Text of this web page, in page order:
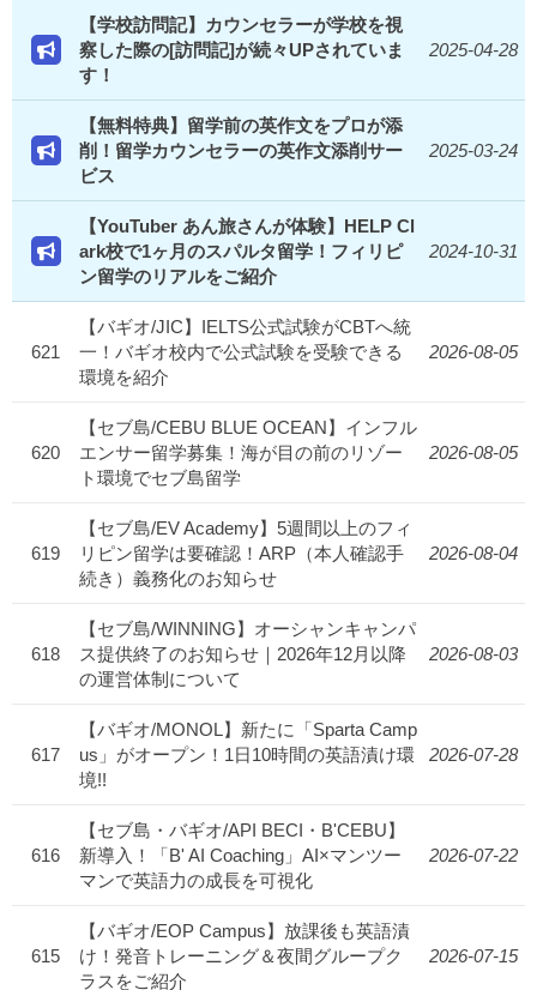
【学校訪問記】カウンセラーが学校を視
察した際の[訪問記]が続々UPされていま
す！
2025-04-28
【無料特典】留学前の英作文をプロが添
削！留学カウンセラーの英作文添削サー
ビス
2025-03-24
【YouTuber あん旅さんが体験】HELP Cl
ark校で1ヶ月のスパルタ留学！フィリピ
ン留学のリアルをご紹介
2024-10-31
621
【バギオ/JIC】IELTS公式試験がCBTへ統
一！バギオ校内で公式試験を受験できる
環境を紹介
2026-08-05
620
【セブ島/CEBU BLUE OCEAN】インフル
エンサー留学募集！海が目の前のリゾー
ト環境でセブ島留学
2026-08-05
619
【セブ島/EV Academy】5週間以上のフィ
リピン留学は要確認！ARP（本人確認手
続き）義務化のお知らせ
2026-08-04
618
【セブ島/WINNING】オーシャンキャンパ
ス提供終了のお知らせ｜2026年12月以降
の運営体制について
2026-08-03
617
【バギオ/MONOL】新たに「Sparta Camp
us」がオープン！1日10時間の英語漬け環
境!!
2026-07-28
616
【セブ島・バギオ/API BECI・B'CEBU】
新導入！「B' AI Coaching」AI×マンツー
マンで英語力の成長を可視化
2026-07-22
615
【バギオ/EOP Campus】放課後も英語漬
け！発音トレーニング＆夜間グループク
ラスをご紹介
2026-07-15